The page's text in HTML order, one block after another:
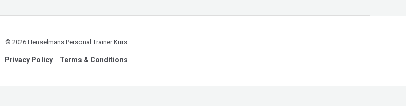
© 2026 Henselmans Personal Trainer Kurs
Privacy Policy Terms & Conditions